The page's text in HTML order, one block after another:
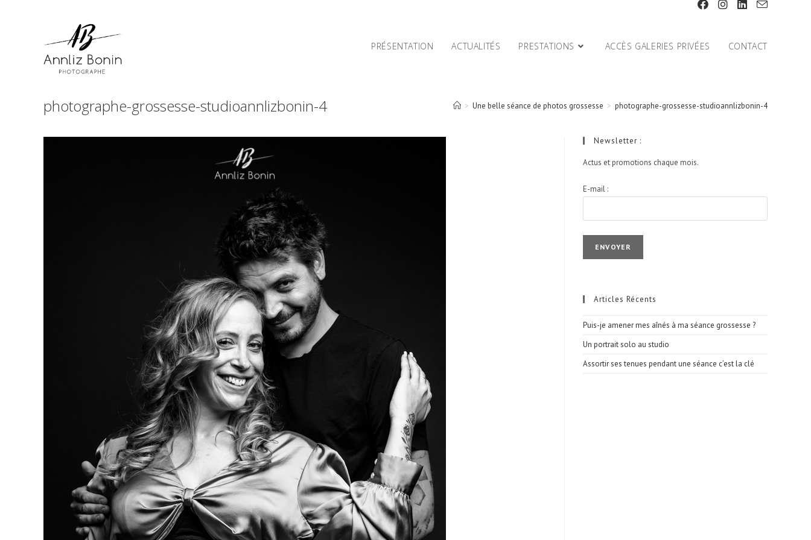
PRÉSENTATION ACTUALITÉS PRESTATIONS ACCÈS GALERIES PRIVÉES CONTACT
photographe-grossesse-studioannlizbonin-4 > Une belle séance de photos grossesse > photographe-grossesse-studioannlizbonin-4
Newsletter :
Actus et promotions chaque mois.
E-mail :
Articles Récents
Puis-je amener mes aînés à ma séance grossesse ?
Un portrait solo au studio
Assortir ses tenues pendant une séance c’est la clé